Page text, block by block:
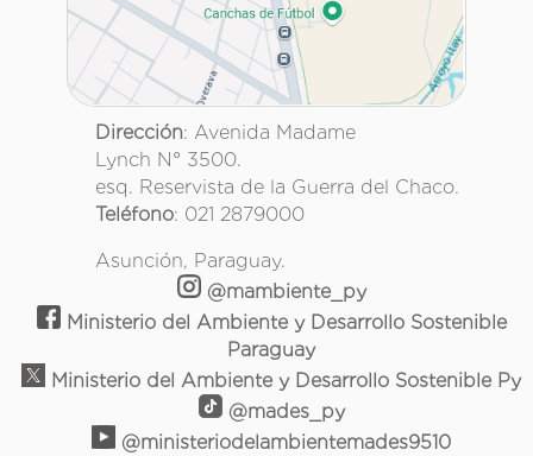
Dirección: Avenida Madame
Lynch N° 3500.
esq. Reservista de la Guerra del Chaco.
Teléfono: 021 2879000
Asunción, Paraguay.
@mambiente_py
Ministerio del Ambiente y Desarrollo Sostenible
Paraguay
Ministerio del Ambiente y Desarrollo Sostenible Py
@mades_py
@ministeriodelambientemades9510